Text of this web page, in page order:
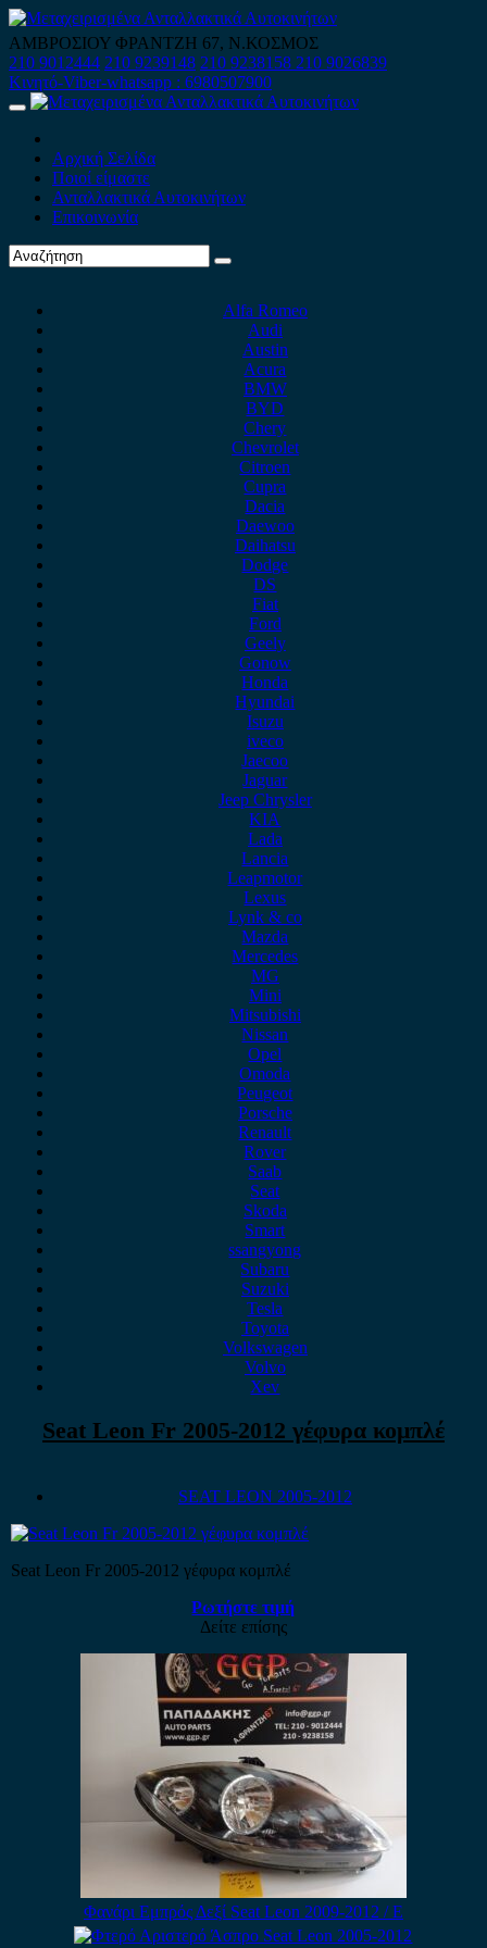
Skip
to
content
ΑΜΒΡΟΣΙΟΥ ΦΡΑΝΤΖΗ 67, Ν.ΚΟΣΜΟΣ
210 9012444 210 9239148 210 9238158 210 9026839
Κινητό-Viber-whatsapp : 6980507900
Primary
Αρχική Σελίδα
Ποιοί είμαστε
Ανταλλακτικά Αυτοκινήτων
Επικοινωνία
Alfa Romeo
Audi
Austin
Acura
BMW
BYD
Chery
Chevrolet
Citroen
Cupra
Dacia
Daewoo
Daihatsu
Dodge
DS
Fiat
Ford
Geely
Gonow
Honda
Hyundai
Isuzu
iveco
Jaecoo
Jaguar
Jeep Chrysler
KIA
Lada
Lancia
Leapmotor
Lexus
Lynk & co
Mazda
Mercedes
MG
Mini
Mitsubishi
Nissan
Opel
Omoda
Peugeot
Porsche
Renault
Rover
Saab
Seat
Skoda
Smart
ssangyong
Subaru
Suzuki
Tesla
Toyota
Volkswagen
Volvo
Xev
Seat Leon Fr 2005-2012 γέφυρα κομπλέ
SEAT LEON 2005-2012
Seat Leon Fr 2005-2012 γέφυρα κομπλέ
Ρωτήστε τιμή
Δείτε επίσης
Φανάρι Εμπρός Δεξί Seat Leon 2009-2012 / Ε